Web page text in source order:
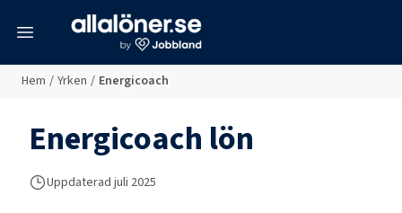
Hem / Yrken / Energicoach
Energicoach lön
Uppdaterad juli 2025